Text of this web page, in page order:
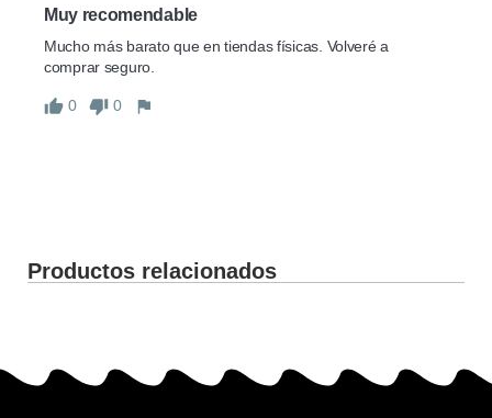
Muy recomendable
Mucho más barato que en tiendas físicas. Volveré a
comprar seguro.
0 0
Productos relacionados